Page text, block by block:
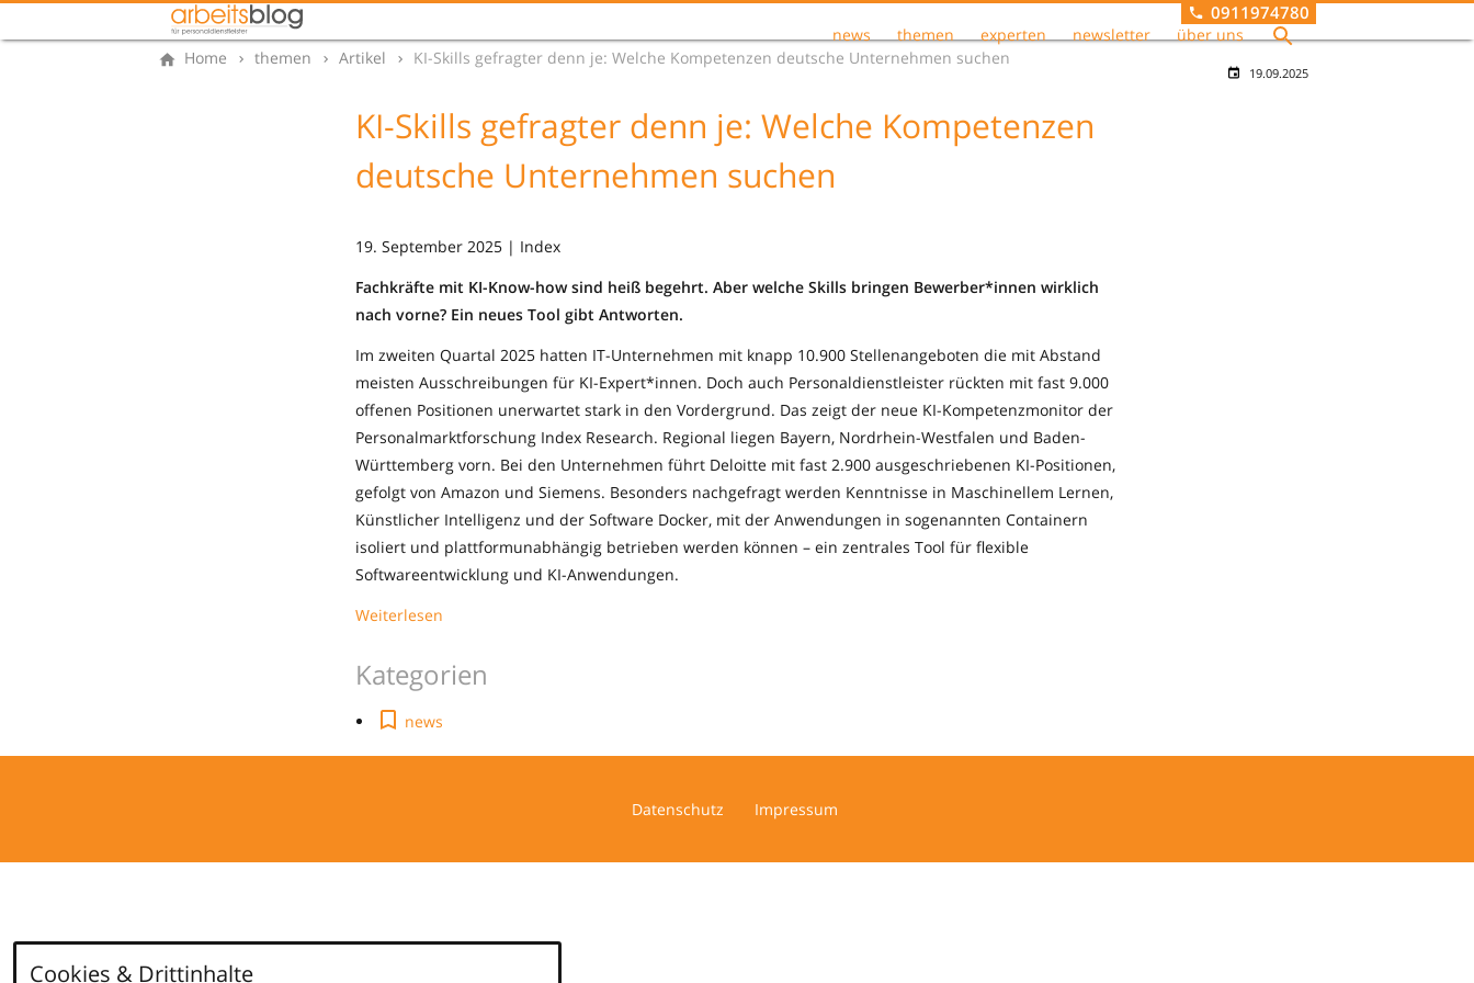
news themen experten newsletter über uns
0911974780
Home themen Artikel KI-Skills gefragter denn je: Welche Kompetenzen deutsche Unternehmen suchen
19.09.2025
KI-Skills gefragter denn je: Welche Kompetenzen
deutsche Unternehmen suchen
19. September 2025 | Index
Fachkräfte mit KI-Know-how sind heiß begehrt. Aber welche Skills bringen Bewerber*innen wirklich
nach vorne? Ein neues Tool gibt Antworten.
Im zweiten Quartal 2025 hatten IT-Unternehmen mit knapp 10.900 Stellenangeboten die mit Abstand
meisten Ausschreibungen für KI-Expert*innen. Doch auch Personaldienstleister rückten mit fast 9.000
offenen Positionen unerwartet stark in den Vordergrund. Das zeigt der neue KI-Kompetenzmonitor der
Personalmarktforschung Index Research. Regional liegen Bayern, Nordrhein-Westfalen und Baden-
Württemberg vorn. Bei den Unternehmen führt Deloitte mit fast 2.900 ausgeschriebenen KI-Positionen,
gefolgt von Amazon und Siemens. Besonders nachgefragt werden Kenntnisse in Maschinellem Lernen,
Künstlicher Intelligenz und der Software Docker, mit der Anwendungen in sogenannten Containern
isoliert und plattformunabhängig betrieben werden können – ein zentrales Tool für flexible
Softwareentwicklung und KI-Anwendungen.
Weiterlesen
Kategorien
news
Datenschutz Impressum
Cookies & Drittinhalte